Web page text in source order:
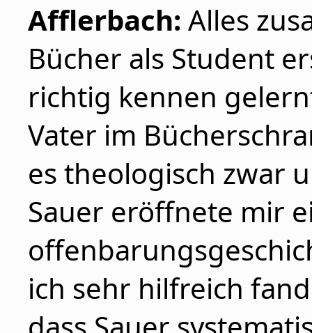
Afflerbach: Alles
Bücher als Student
richtig kennen
Vater im
es theologisch zwar
Sauer eröffnete mir
ich sehr hilfreich